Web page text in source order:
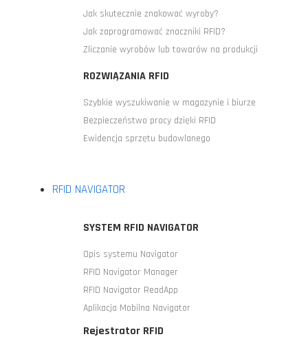
Jak skutecznie znakować wyroby?
Jak zaprogramować znaczniki RFID?
Zliczanie wyrobów lub towarów na produkcji
ROZWIĄZANIA RFID
Szybkie wyszukiwanie w magazynie i biurze
Bezpieczeństwo pracy dzięki RFID
Ewidencja sprzętu budowlanego
RFID NAVIGATOR
SYSTEM RFID NAVIGATOR
Opis systemu Navigator
RFID Navigator Manager
RFID Navigator ReadApp
Aplikacja Mobilna Navigator
Rejestrator RFID